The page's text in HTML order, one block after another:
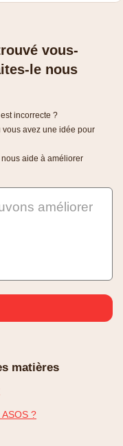
vous-
le nous
incorrecte ?
avez une idée pour
nous aide à améliorer
améliorer
matières
?